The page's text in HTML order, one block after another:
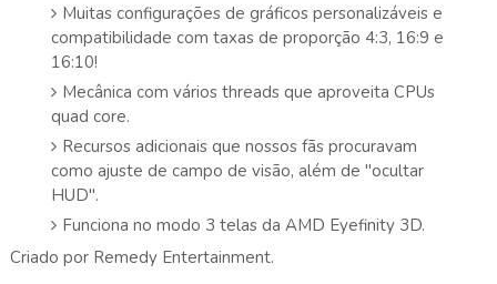
Muitas configurações de gráficos personalizáveis e
compatibilidade com taxas de proporção 4:3, 16:9 e
16:10!
Mecânica com vários threads que aproveita CPUs
quad core.
Recursos adicionais que nossos fãs procuravam
como ajuste de campo de visão, além de "ocultar
HUD".
Funciona no modo 3 telas da AMD Eyefinity 3D.
Criado por Remedy Entertainment.